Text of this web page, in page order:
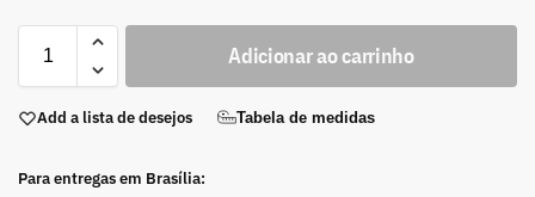
Adicionar ao carrinho
Add a lista de desejos Tabela de medidas
Para entregas em Brasília: